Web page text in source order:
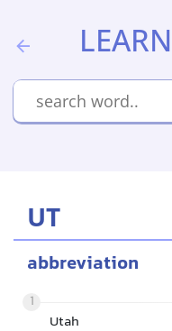
UT
abbreviation
1
Utah